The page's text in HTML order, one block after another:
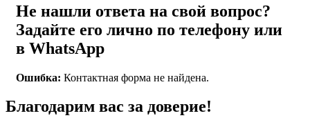
Не нашли ответа на свой вопрос?
Задайте его лично по телефону или
в WhatsApp
Ошибка: Контактная форма не найдена.
Благодарим вас за доверие!